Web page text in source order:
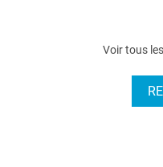
Voir tous